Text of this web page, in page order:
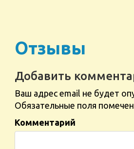
Отзывы
Добавить
Ваш адрес email не будет
Обязательные поля
Комментарий